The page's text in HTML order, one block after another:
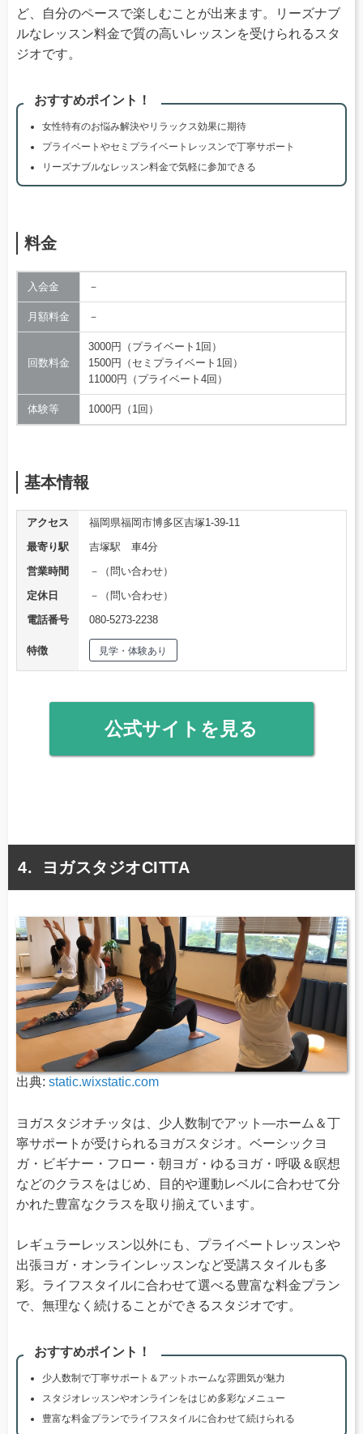
ど、自分のペースで楽しむことが出来ます。リーズナブ
ルなレッスン料金で質の高いレッスンを受けられるスタ
ジオです。
おすすめポイント！
女性特有のお悩み解決やリラックス効果に期待
プライベートやセミプライベートレッスンで丁寧サポート
リーズナブルなレッスン料金で気軽に参加できる
料金
入会金 －
月額料金 －
回数料金
3000円（プライベート1回）
1500円（セミプライベート1回）
11000円（プライベート4回）
体験等 1000円（1回）
基本情報
アクセス
福岡県福岡市博多区吉塚1-39-11
最寄り駅
吉塚駅 車4分
営業時間
－（問い合わせ）
定休日
－（問い合わせ）
電話番号
080-5273-2238
特徴 見学・体験あり
公式サイトを見る
ヨガスタジオCITTA
出典: static.wixstatic.com
ヨガスタジオチッタは、少人数制でアット―ホーム＆丁
寧サポートが受けられるヨガスタジオ。ベーシックヨ
ガ・ビギナー・フロー・朝ヨガ・ゆるヨガ・呼吸＆瞑想
などのクラスをはじめ、目的や運動レベルに合わせて分
かれた豊富なクラスを取り揃えています。
レギュラーレッスン以外にも、プライベートレッスンや
出張ヨガ・オンラインレッスンなど受講スタイルも多
彩。ライフスタイルに合わせて選べる豊富な料金プラン
で、無理なく続けることができるスタジオです。
おすすめポイント！
少人数制で丁寧サポート＆アットホームな雰囲気が魅力
スタジオレッスンやオンラインをはじめ多彩なメニュー
豊富な料金プランでライフスタイルに合わせて続けられる